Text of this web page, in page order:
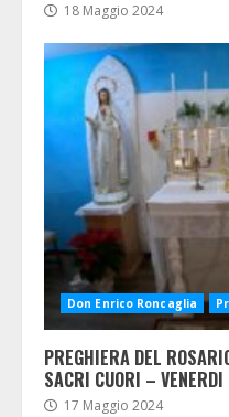
18 Maggio 2024
Don Enrico Roncaglia
PREGHIERA DEL
SACRI CUORI –
17 Maggio 2024